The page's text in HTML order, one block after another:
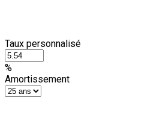
Taux personnalisé
%
Amortissement